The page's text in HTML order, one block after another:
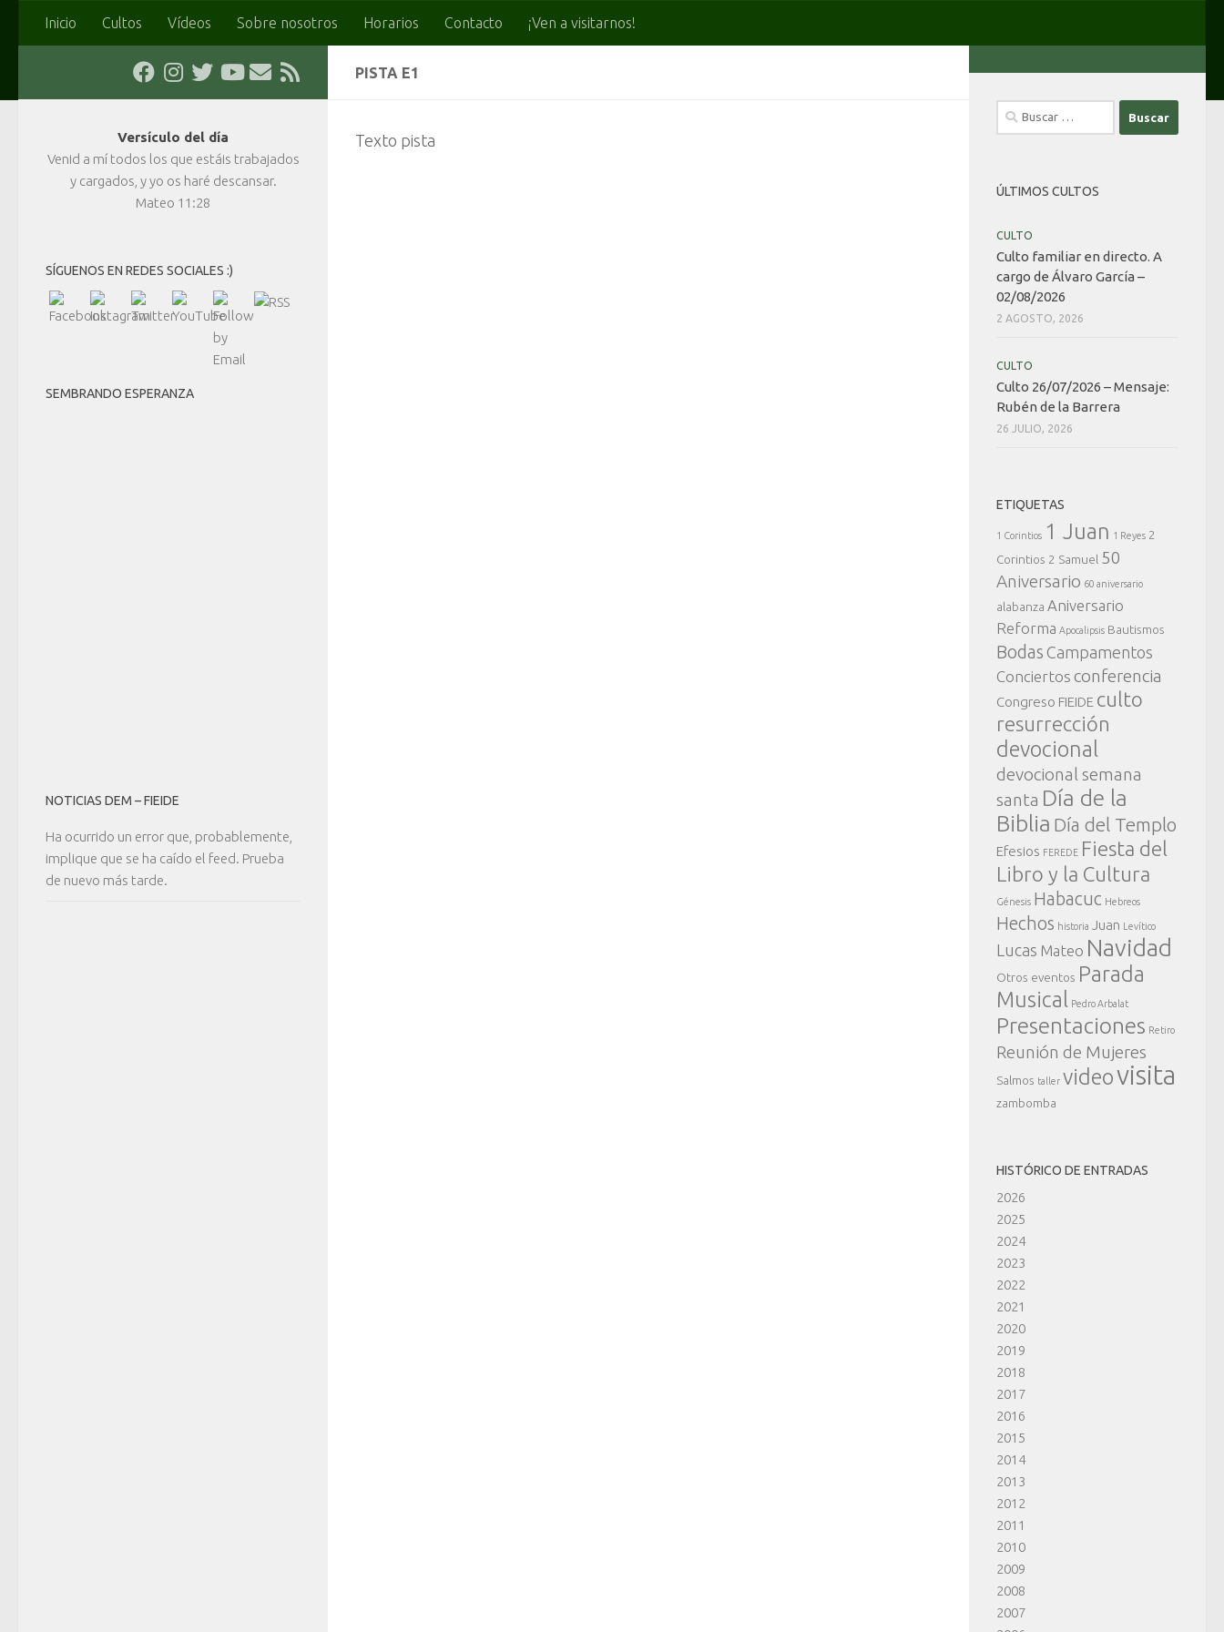
Saltar al contenido
Inicio Cultos Vídeos Sobre nosotros Horarios Contacto ¡Ven a visitarnos!
PISTA E1
Texto pista
Versículo del día
Venid a mí todos los que estáis trabajados
y cargados, y yo os haré descansar.
Mateo 11:28
SÍGUENOS EN REDES SOCIALES :)
SEMBRANDO ESPERANZA
NOTICIAS DEM – FIEIDE
Ha ocurrido un error que, probablemente,
implique que se ha caído el feed. Prueba
de nuevo más tarde.
Buscar:
ÚLTIMOS CULTOS
CULTO
Culto familiar en directo. A
cargo de Álvaro García –
02/08/2026
2 AGOSTO, 2026
CULTO
Culto 26/07/2026 – Mensaje:
Rubén de la Barrera
26 JULIO, 2026
ETIQUETAS
1 Corintios 1 Juan 1 Reyes 2
Corintios 2 Samuel 50
Aniversario 60 aniversario
alabanza Aniversario
Reforma Apocalipsis Bautismos
Bodas Campamentos
Conciertos conferencia
Congreso FIEIDE culto
resurrección
devocional
devocional semana
santa Día de la
Biblia Día del Templo
Efesios FEREDE Fiesta del
Libro y la Cultura
Génesis Habacuc Hebreos
Hechos historia Juan Levítico
Lucas Mateo Navidad
Otros eventos Parada
Musical
Pedro Arbalat
Presentaciones Retiro
Reunión de Mujeres
Salmos taller videovisita
zambomba
HISTÓRICO DE ENTRADAS
2026
2025
2024
2023
2022
2021
2020
2019
2018
2017
2016
2015
2014
2013
2012
2011
2010
2009
2008
2007